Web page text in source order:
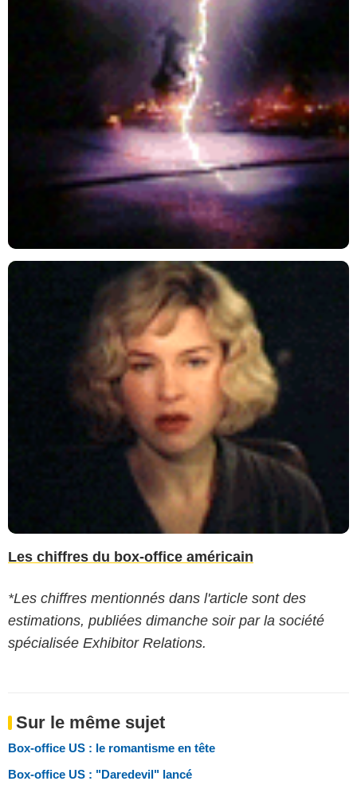
Les chiffres du box-office américain
*Les chiffres mentionnés dans l'article sont des
estimations, publiées dimanche soir par la société
spécialisée Exhibitor Relations.
Sur le même sujet
Box-office US : le romantisme en tête
Box-office US : "Daredevil" lancé